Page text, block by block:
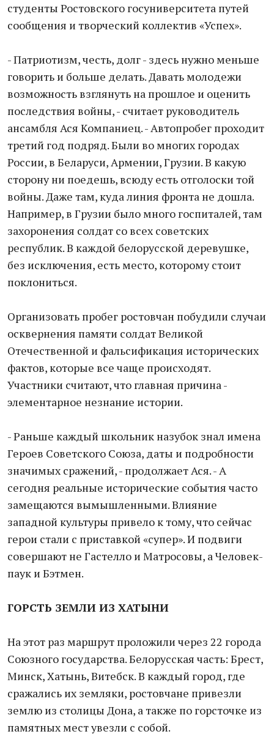
студенты Ростовского госуниверситета путей
сообщения и творческий коллектив «Успех».
- Патриотизм, честь, долг - здесь нужно меньше
говорить и больше делать. Давать молодежи
возможность взглянуть на прошлое и оценить
последствия войны, - считает руководитель
ансамбля Ася Компаниец. - Автопробег проходит
третий год подряд. Были во многих городах
России, в Беларуси, Армении, Грузии. В какую
сторону ни поедешь, всюду есть отголоски той
войны. Даже там, куда линия фронта не дошла.
Например, в Грузии было много госпиталей, там
захоронения солдат со всех советских
республик. В каждой белорусской деревушке,
без исключения, есть место, которому стоит
поклониться.
Организовать пробег ростовчан побудили случаи
осквернения памяти солдат Великой
Отечественной и фальсификация исторических
фактов, которые все чаще происходят.
Участники считают, что главная причина -
элементарное незнание истории.
- Раньше каждый школьник назубок знал имена
Героев Советского Союза, даты и подробности
значимых сражений, - продолжает Ася. - А
сегодня реальные исторические события часто
замещаются вымышленными. Влияние
западной культуры привело к тому, что сейчас
герои стали с приставкой «супер». И подвиги
совершают не Гастелло и Матросовы, а Человек-
паук и Бэтмен.
ГОРСТЬ ЗЕМЛИ ИЗ ХАТЫНИ
На этот раз маршрут проложили через 22 города
Союзного государства. Белорусская часть: Брест,
Минск, Хатынь, Витебск. В каждый город, где
сражались их земляки, ростовчане привезли
землю из столицы Дона, а также по горсточке из
памятных мест увезли с собой.